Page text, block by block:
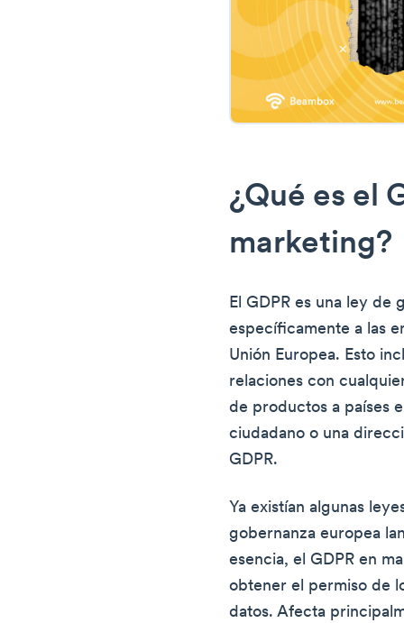
¿Qué es el
marketing?
El GDPR es una ley de
específicamente a las
Unión Europea. Esto
relaciones con
de productos a países
ciudadano o una
GDPR.
Ya existían algunas
gobernanza europea
esencia, el GDPR en
obtener el permiso de
datos. Afecta